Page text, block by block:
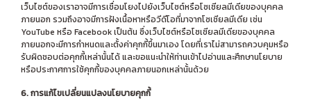
เว็บไซต์ของเราอาจมีการเชื่อมโยงไปยังเว็บไซต์หรือโซเชียลมีเดียของบุคคล
ภายนอก รวมถึงอาจมีการฝังเนื้อหาหรือวีดีโอที่มาจากโซเชียลมีเดีย เช่น
YouTube หรือ Facebook เป็นต้น ซึ่งเว็บไซต์หรือโซเชียลมีเดียของบุคคล
ภายนอกจะมีการกำหนดและตั้งค่าคุกกี้ขึ้นมาเอง โดยที่เราไม่สามารถควบคุมหรือ
รับผิดชอบต่อคุกกี้เหล่านั้นได้ และขอแนะนำให้ท่านเข้าไปอ่านและศึกษานโยบาย
หรือประกาศการใช้คุกกี้ของบุคคลภายนอกเหล่านั้นด้วย
6. การแก้ไขเปลี่ยนแปลงนโยบายคุกกี้